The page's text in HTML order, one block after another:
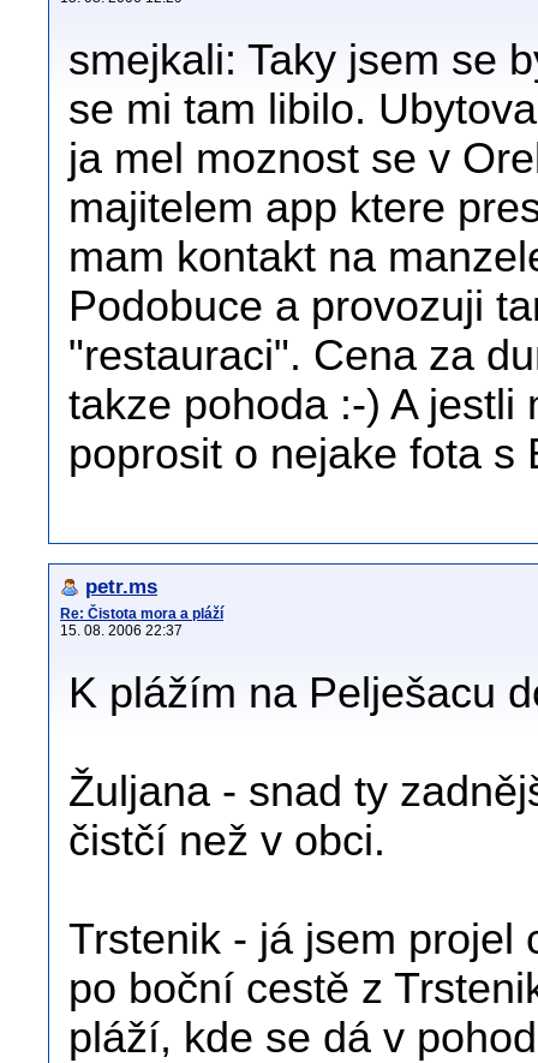
smejkali: Taky jsem se
se mi tam libilo.
ja mel moznost se v
majitelem app ktere
mam kontakt na
Podobuce a provozuji
"restauraci". Cena za
takze pohoda :-) A jestli
poprosit o nejake fota s
petr.ms
Re: Čistota mora a pláží
15. 08. 2006 22:37
K plážím na Pelješacu
Žuljana - snad ty
čistčí než v obci.
Trstenik - já jsem projel
po boční cestě z
pláží, kde se dá v